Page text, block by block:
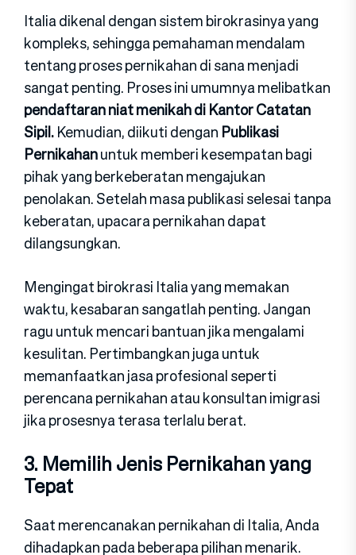
Italia dikenal dengan sistem birokrasinya yang
kompleks, sehingga pemahaman mendalam
tentang proses pernikahan di sana menjadi
sangat penting. Proses ini umumnya melibatkan
pendaftaran niat menikah di Kantor Catatan
Sipil.Kemudian, diikuti dengan Publikasi
Pernikahanuntuk memberi kesempatan bagi
pihak yang berkeberatan mengajukan
penolakan. Setelah masa publikasi selesai tanpa
keberatan, upacara pernikahan dapat
dilangsungkan.
Mengingat birokrasi Italia yang memakan
waktu, kesabaran sangatlah penting. Jangan
ragu untuk mencari bantuan jika mengalami
kesulitan. Pertimbangkan juga untuk
memanfaatkan jasa profesional seperti
perencana pernikahan atau konsultan imigrasi
jika prosesnya terasa terlalu berat.
3. Memilih Jenis Pernikahan yang
Tepat
Saat merencanakan pernikahan di Italia, Anda
dihadapkan pada beberapa pilihan menarik.